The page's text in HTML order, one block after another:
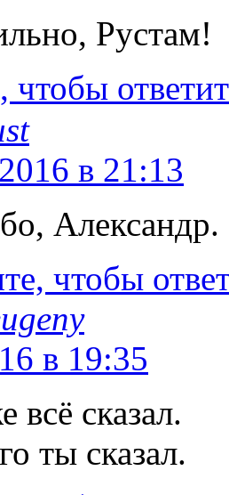
Рустам!
чтобы
в 21:13
чтобы
в 19:35
всё сказал.
ты сказал.